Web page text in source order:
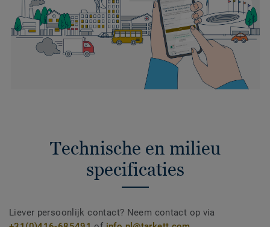
Technische en milieu
specificaties
Liever persoonlijk contact? Neem contact op via